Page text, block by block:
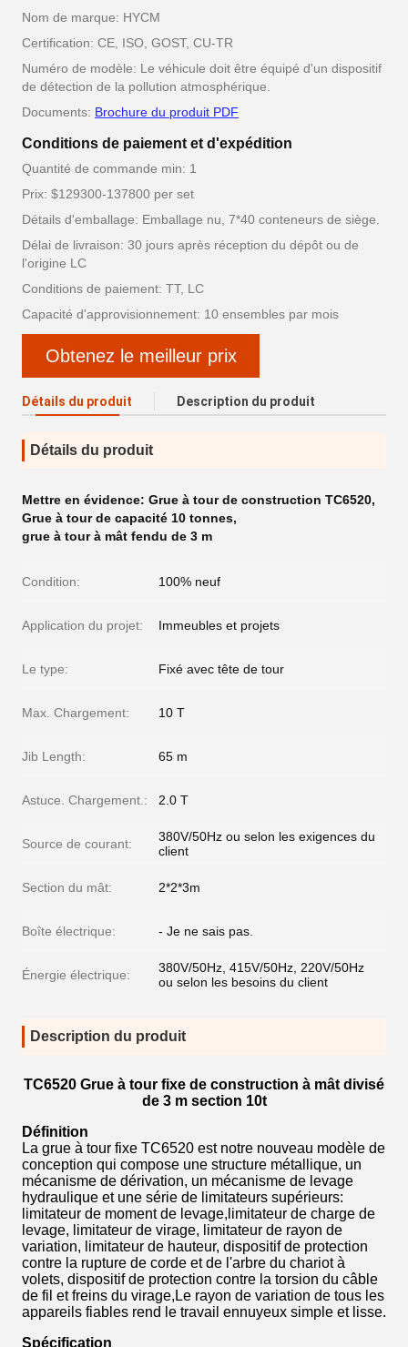
Nom de marque: HYCM
Certification: CE, ISO, GOST, CU-TR
Numéro de modèle: Le véhicule doit être équipé d'un dispositif
de détection de la pollution atmosphérique.
Documents: Brochure du produit PDF
Conditions de paiement et d'expédition
Quantité de commande min: 1
Prix: $129300-137800 per set
Détails d'emballage: Emballage nu, 7*40 conteneurs de siège.
Délai de livraison: 30 jours après réception du dépôt ou de
l'origine LC
Conditions de paiement: TT, LC
Capacité d'approvisionnement: 10 ensembles par mois
Obtenez le meilleur prix
Détails du produit Description du produit
Détails du produit
Mettre en évidence: Grue à tour de construction TC6520,
Grue à tour de capacité 10 tonnes,
grue à tour à mât fendu de 3 m
Condition: 100% neuf
Application du projet: Immeubles et projets
Le type: Fixé avec tête de tour
Max. Chargement: 10 T
Jib Length: 65 m
Astuce. Chargement.: 2.0 T
Source de courant:
380V/50Hz ou selon les exigences du
client
Section du mât: 2*2*3m
Boîte électrique: - Je ne sais pas.
Énergie électrique:
380V/50Hz, 415V/50Hz, 220V/50Hz
ou selon les besoins du client
Description du produit
TC6520 Grue à tour fixe de construction à mât divisé
de 3 m section 10t
Définition
La grue à tour fixe TC6520 est notre nouveau modèle de
conception qui compose une structure métallique, un
mécanisme de dérivation, un mécanisme de levage
hydraulique et une série de limitateurs supérieurs:
limitateur de moment de levage,limitateur de charge de
levage, limitateur de virage, limitateur de rayon de
variation, limitateur de hauteur, dispositif de protection
contre la rupture de corde et de l'arbre du chariot à
volets, dispositif de protection contre la torsion du câble
de fil et freins du virage,Le rayon de variation de tous les
appareils fiables rend le travail ennuyeux simple et lisse.
Spécification